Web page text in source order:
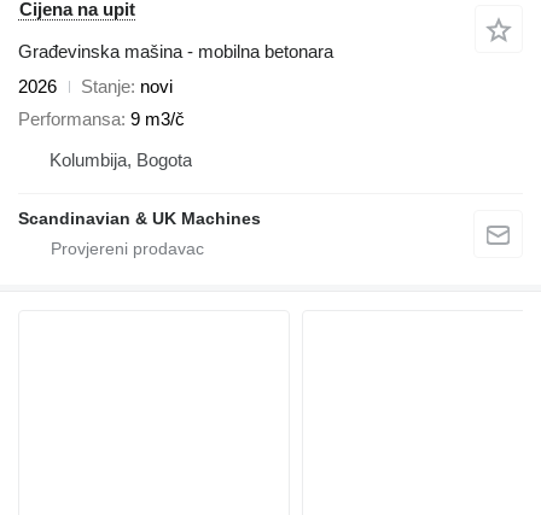
Cijena na upit
Građevinska mašina - mobilna betonara
2026
Stanje novi
Performansa 9 m3/č
Kolumbija, Bogota
Scandinavian & UK Machines